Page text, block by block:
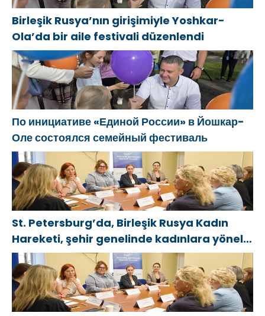
Birleşik Rusya’nın girişimiyle Yoshkar-
Ola’da bir aile festivali düzenlendi
По инициативе «Единой России» в Йошкар-
Оле состоялся семейный фестиваль
St. Petersburg’da, Birleşik Rusya Kadın
Hareketi, şehir genelinde kadınlara yönelik
destek programlarının geliştirilmesi için
öneriler hazırladı